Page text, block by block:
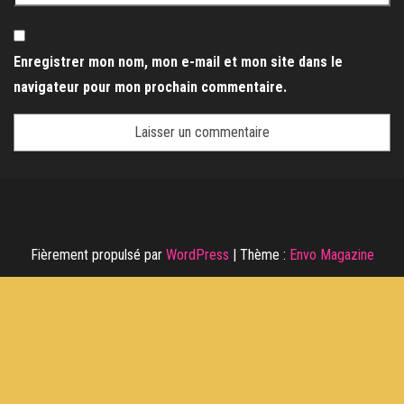
Enregistrer mon nom, mon e-mail et mon site dans le
navigateur pour mon prochain commentaire.
Fièrement propulsé par WordPress | Thème : Envo Magazine